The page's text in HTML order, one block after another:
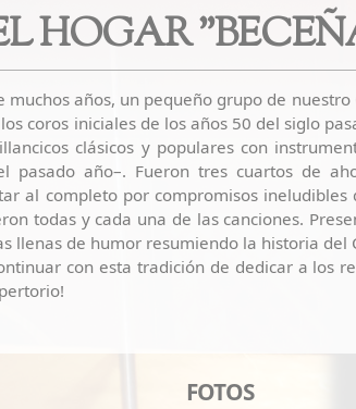
HOGAR
años, un pequeño grupo de
coros iniciales de los años 50 del siglo
clásicos y populares con
pasado año–. Fueron tres cuartos de
al completo por compromisos
todas y cada una de las canciones.
llenas de humor resumiendo la historia del
con esta tradición de dedicar a los
FOTOS